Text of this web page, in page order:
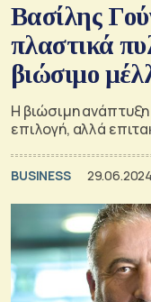
Βασίλης
πλαστικά
βιώσιμο
Η βιώσιμη
επιλογή, αλλά
BUSINESS